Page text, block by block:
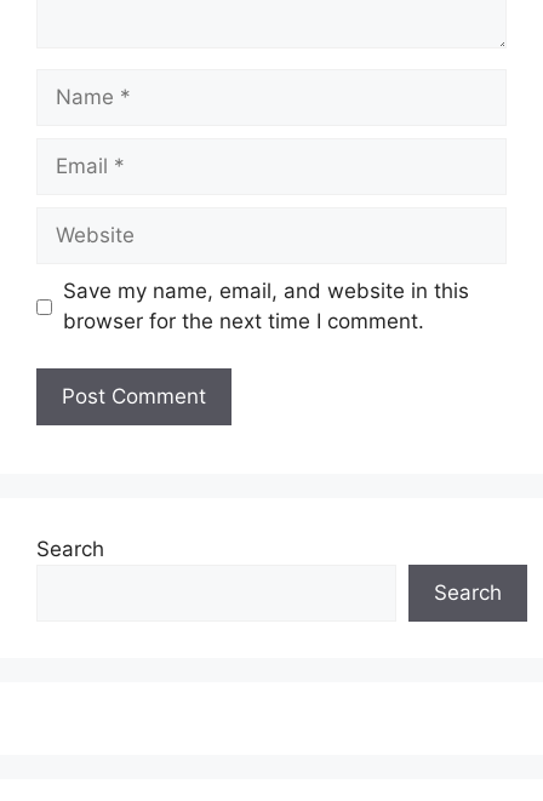
Name
Email
Website
Save my name, email, and website in this
browser for the next time I comment.
Search
Search